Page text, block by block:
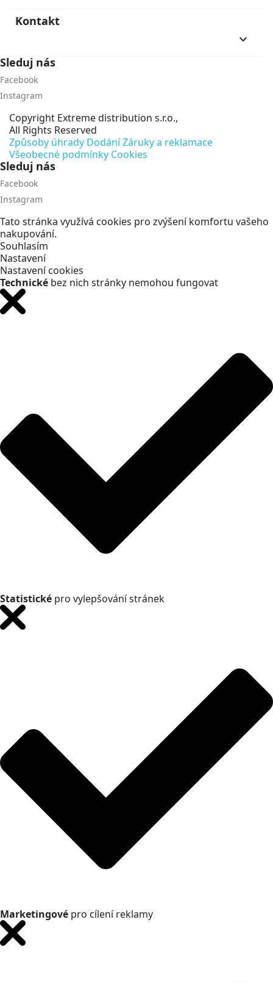
Kontakt
keyboard_arrow_down
Sleduj nás
Facebook
Instagram
Copyright Extreme distribution s.r.o.,
All Rights Reserved
Způsoby úhrady DodáníZáruky a reklamace
Všeobecné podmínky Cookies
Sleduj nás
Facebook
Instagram
Tato stránka využívá cookies pro zvýšení komfortu vašeho
nakupování.
Souhlasím
Nastavení
Nastavení cookies
Technické bez nich stránky nemohou fungovat
Statistické pro vylepšování stránek
Marketingové pro cílení reklamy